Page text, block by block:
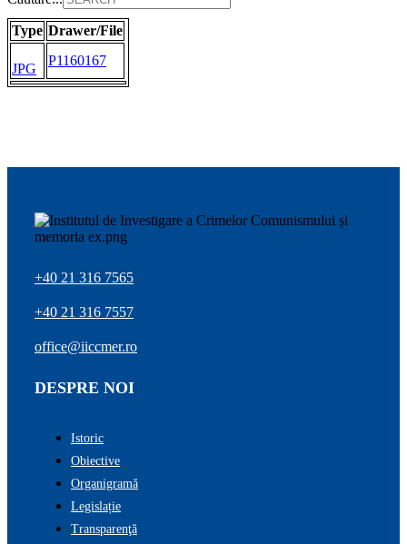
Type Drawer/File
JPG
P1160167
+40 21 316 7565
+40 21 316 7557
office@iiccmer.ro
DESPRE NOI
Istoric
Obiective
Organigramă
Legislație
Transparenţă